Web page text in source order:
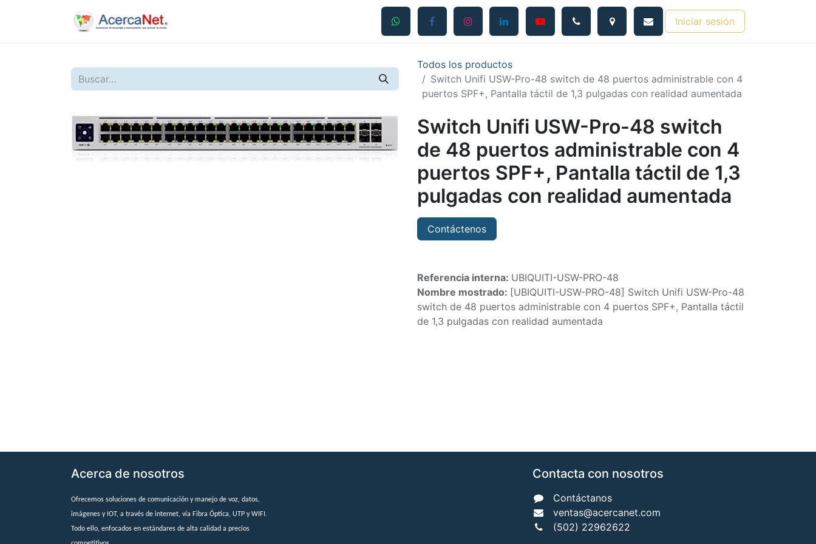
Contáctanos Blog Iniciar sesión
Todos los productos
Switch Unifi USW-Pro-48 switch de 48 puertos administrable con 4
puertos SPF+, Pantalla táctil de 1,3 pulgadas con realidad aumentada
Switch Unifi USW-Pro-48 switch
de 48 puertos administrable con 4
puertos SPF+, Pantalla táctil de 1,3
pulgadas con realidad aumentada
Contáctenos
Referencia interna: UBIQUITI-USW-PRO-48
Nombre mostrado: [UBIQUITI-USW-PRO-48] Switch Unifi USW-Pro-48
switch de 48 puertos administrable con 4 puertos SPF+, Pantalla táctil
de 1,3 pulgadas con realidad aumentada
Acerca de nosotros
Ofrecemos soluciones de comunicación y manejo de voz, datos,
imágenes y IOT, a través de internet, vía Fibra Óptica, UTP y WIFI.
Todo ello, enfocados en estándares de alta calidad a precios
Contacta con nosotros
Contáctanos
ventas@acercanet.com
(502) 22962622